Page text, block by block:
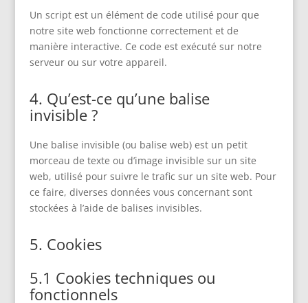
Un script est un élément de code utilisé pour que
notre site web fonctionne correctement et de
manière interactive. Ce code est exécuté sur notre
serveur ou sur votre appareil.
4. Qu’est-ce qu’une balise
invisible ?
Une balise invisible (ou balise web) est un petit
morceau de texte ou d’image invisible sur un site
web, utilisé pour suivre le trafic sur un site web. Pour
ce faire, diverses données vous concernant sont
stockées à l’aide de balises invisibles.
5. Cookies
5.1 Cookies techniques ou
fonctionnels